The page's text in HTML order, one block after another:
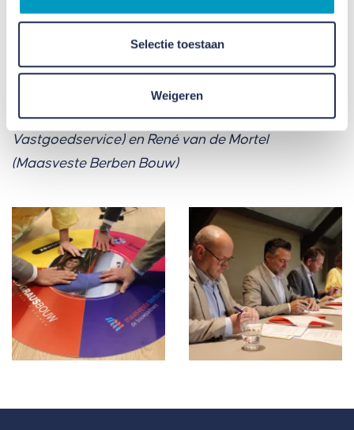
Selectie toestaan
Weigeren
V.l.n.r. René Vanhommerig (GrausBouw), Janine
Godderij (ZOwonen), Marco Tax (Smeets
Vastgoedservice) en René van de Mortel
(Maasveste Berben Bouw)